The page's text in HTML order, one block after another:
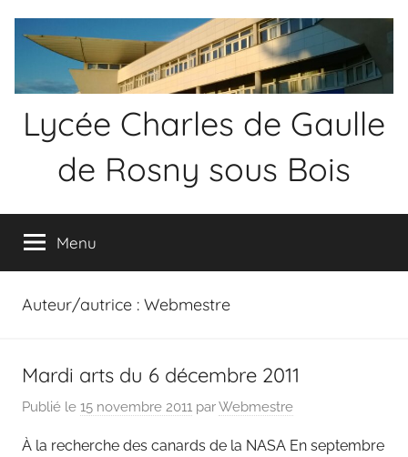
Lycée Charles de Gaulle
de Rosny sous Bois
Menu
Auteur/autrice : Webmestre
Mardi arts du 6 décembre 2011
Publié le 15 novembre 2011 parWebmestre
À la recherche des canards de la NASA En septembre